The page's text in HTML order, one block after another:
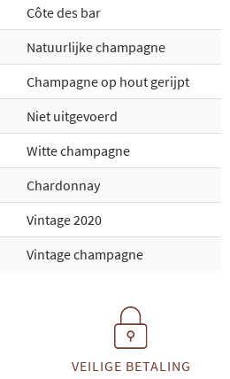
Côte des bar
Natuurlijke champagne
Champagne op hout gerijpt
Niet uitgevoerd
Witte champagne
Chardonnay
Vintage 2020
Vintage champagne
VEILIGE BETALING